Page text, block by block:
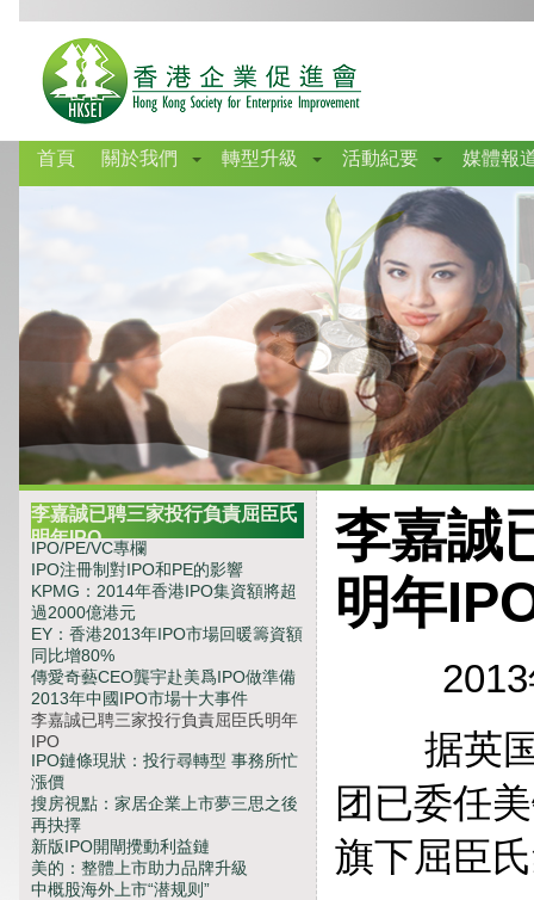
首頁 關於我們 轉型升級 活動紀要 媒體報
李嘉誠已聘三家投行負責屈臣氏
明年IPO
IPO/PE/VC專欄
IPO注冊制對IPO和PE的影響
KPMG：2014年香港IPO集資額將超
過2000億港元
EY：香港2013年IPO市場回暖籌資額
同比增80%
傳愛奇藝CEO龔宇赴美爲IPO做準備
2013年中國IPO市場十大事件
李嘉誠已聘三家投行負責屈臣氏明年
IPO
IPO鏈條現狀：投行尋轉型 事務所忙
漲價
搜房視點：家居企業上市夢三思之後
再抉擇
新版IPO開閘攪動利益鏈
美的：整體上市助力品牌升級
中概股海外上市“潜规则”
李嘉誠
明年
2013年
据英国
团已委任
旗下屈臣